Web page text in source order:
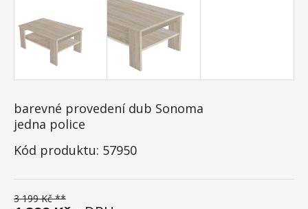
barevné provedení dub Sonoma
jedna police
Kód produktu: 57950
3 199 Kč **